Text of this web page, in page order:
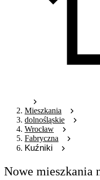
Mieszkania
dolnośląskie
Wrocław
Fabryczna
Kuźniki
Nowe mieszkania